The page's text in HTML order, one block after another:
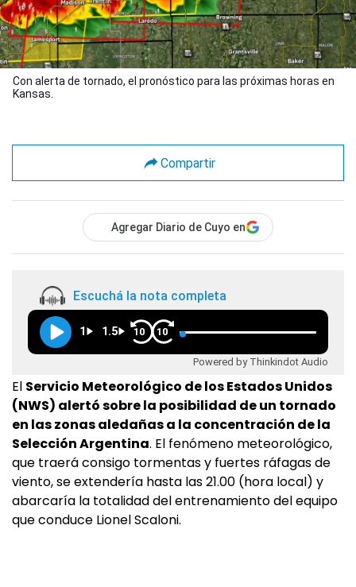
Con alerta de tornado, el pronóstico para las próximas horas en
Kansas.
Compartir
Agregar Diario de Cuyo en
Escuchá la nota completa
1 1.5 10 10
Powered by Thinkindot Audio
El Servicio Meteorológico de los Estados Unidos
(NWS) alertó sobre la posibilidad de un tornado
en las zonas aledañas a la concentración de la
Selección Argentina. El fenómeno meteorológico,
que traerá consigo tormentas y fuertes ráfagas de
viento, se extendería hasta las 21.00 (hora local) y
abarcaría la totalidad del entrenamiento del equipo
que conduce Lionel Scaloni.